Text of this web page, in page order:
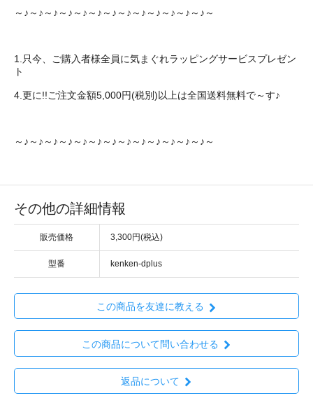
～♪～♪～♪～♪～♪～♪～♪～♪～♪～♪～♪～♪～♪～
1.只今、ご購入者様全員に気まぐれラッピングサービスプレゼン
ト
4.更に!!ご注文金額5,000円(税別)以上は全国送料無料で～す♪
～♪～♪～♪～♪～♪～♪～♪～♪～♪～♪～♪～♪～♪～
その他の詳細情報
販売価格 3,300円(税込)
型番 kenken-dplus
この商品を友達に教える
この商品について問い合わせる
返品について